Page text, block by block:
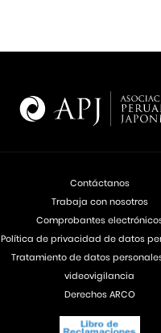
Contáctanos
Trabaja con nosotros
Comprobantes
Política de privacidad de datos
Tratamiento de datos
videovigilancia
Derechos ARCO